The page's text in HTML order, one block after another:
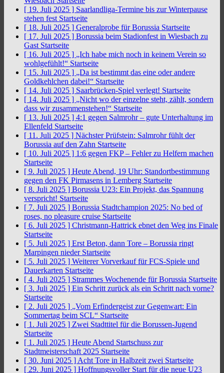
[ 19. Juli 2025 ] Saarlandliga-Termine bis zur Winterpause
stehen fest Startseite
[ 18. Juli 2025 ] Generalprobe für Borussia Startseite
[ 17. Juli 2025 ] Borussia beim Stadionfest in Wiesbach zu
Gast Startseite
[ 16. Juli 2025 ] „Ich habe mich noch in keinem Verein so
wohlgefühlt!“ Startseite
[ 15. Juli 2025 ] „Da ist bestimmt das eine oder andere
Goldkehlchen dabei!“ Startseite
[ 14. Juli 2025 ] Saarbrücken-Spiel verlegt! Startseite
[ 14. Juli 2025 ] „Nicht wo der einzelne steht, zählt, sondern
dass wir zusammenstehen!“ Startseite
[ 13. Juli 2025 ] 4:1 gegen Salmrohr – gute Unterhaltung im
Ellenfeld Startseite
[ 11. Juli 2025 ] Nächster Prüfstein: Salmrohr fühlt der
Borussia auf den Zahn Startseite
[ 10. Juli 2025 ] 1:6 gegen FKP – Fehler zu Helfern machen
Startseite
[ 9. Juli 2025 ] Heute Abend, 19 Uhr: Standortbestimmung
gegen den FK Pirmasens in Lemberg Startseite
[ 8. Juli 2025 ] Borussia U23: Ein Projekt, das Spannung
verspricht! Startseite
[ 7. Juli 2025 ] Borussia Stadtchampion 2025: No bed of
roses, no pleasure cruise Startseite
[ 6. Juli 2025 ] Christmann-Hattrick ebnet den Weg ins Finale
Startseite
[ 5. Juli 2025 ] Erst Beton, dann Tore – Borussia ringt
Marpingen nieder Startseite
[ 5. Juli 2025 ] Weiterer Vorverkauf für FCS-Spiele und
Dauerkarten Startseite
[ 4. Juli 2025 ] Strammes Wochenende für Borussia Startseite
[ 3. Juli 2025 ] Ein Schritt zurück als ein Schritt nach vorne?
Startseite
[ 2. Juli 2025 ] „Vom Erfindergeist zur Gegenwart: Ein
Sommertag beim SCL“ Startseite
[ 1. Juli 2025 ] Zwei Stadttitel für die Borussen-Jugend
Startseite
[ 1. Juli 2025 ] Heute Abend Startschuss zur
Stadtmeisterschaft 2025 Startseite
[ 30. Juni 2025 ] Acht Tore in Halbzeit zwei Startseite
[ 29. Juni 2025 ] Hoffnungsvoller Start für die neue U23